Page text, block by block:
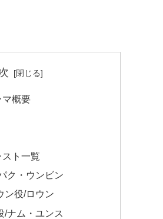
マ概要
ト一覧
ク・ウンビン
ン役/ロウン
/ナム・ユンス